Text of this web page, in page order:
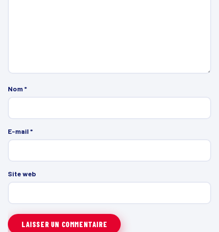
Nom *
E-mail *
Site web